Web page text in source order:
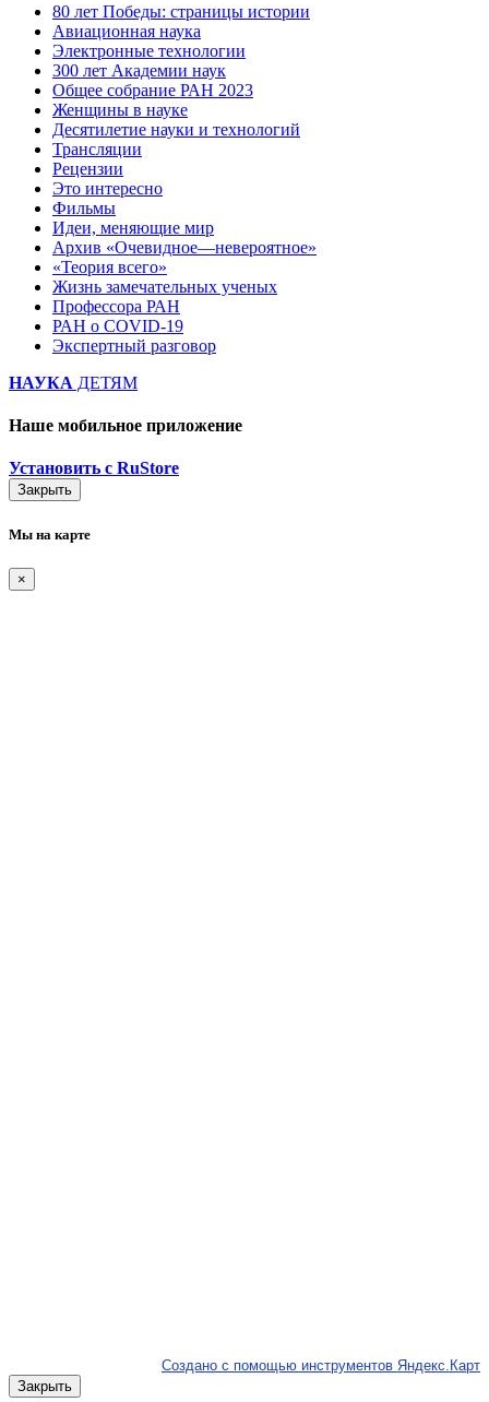
80 лет Победы: страницы истории
Авиационная наука
Электронные технологии
300 лет Академии наук
Общее собрание РАН 2023
Женщины в науке
Десятилетие науки и технологий
Трансляции
Рецензии
Это интересно
Фильмы
Идеи, меняющие мир
Архив «Очевидное—невероятное»
«Теория всего»
Жизнь замечательных ученых
Профессора РАН
РАН о COVID-19
Экспертный разговор
НАУКА ДЕТЯМ
Наше мобильное приложение
Установить с RuStore
Закрыть
Мы на карте
×
Создано с помощью инструментов Яндекс.Карт
Закрыть